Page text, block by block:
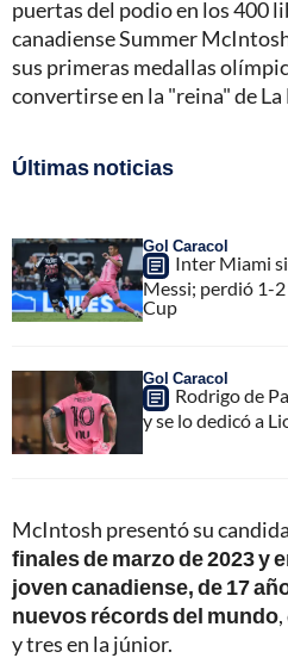
puertas del podio en los 400
canadiense Summer
sus primeras medallas
convertirse en la "reina" de
Últimas noticias
Gol Caracol
Inter Miami
Messi; perdió 1-
Cup
Gol Caracol
Rodrigo de
y se lo dedicó a
McIntosh presentó su
finales de marzo de 2023 y
joven canadiense, de 17
nuevos récords del mundo
y tres en la júnior.